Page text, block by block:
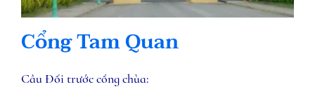
Cổng Tam Quan
Câu Đối trước cổng chùa: